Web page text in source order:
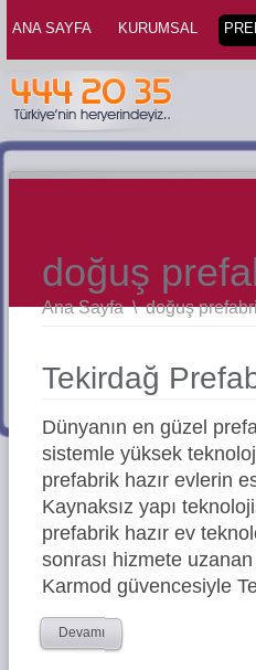
ANA SAYFA KURUMSAL
doğuş
Ana Sayfa \doğuş
Tekirdağ
Dünyanın en güzel
sistemle yüksek
prefabrik hazır evlerin
Kaynaksız yapı
prefabrik hazır ev
sonrası hizmete
Karmod güvencesiyle
Devamı